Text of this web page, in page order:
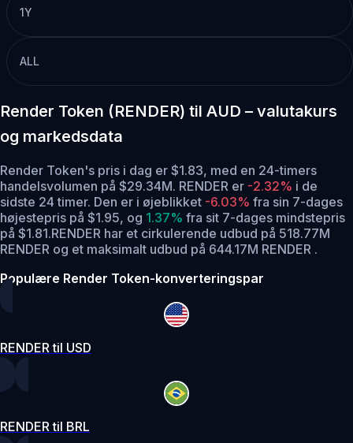
1Y
ALL
Render Token (RENDER) til AUD – valutakurs
og markedsdata
Render Token's pris i dag er $1.83, med en 24-timers
handelsvolumen på $29.34M. RENDER er -2.32% i de
sidste 24 timer. Den er i øjeblikket -6.03% fra sin 7-dages
højestepris på $1.95, og 1.37% fra sit 7-dages mindstepris
på $1.81.RENDER har et cirkulerende udbud på 518.77M
RENDER og et maksimalt udbud på 644.17M RENDER .
Populære Render Token-konverteringspar
RENDER til USD
RENDER til BRL